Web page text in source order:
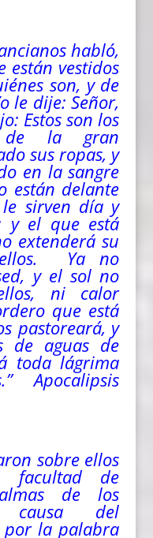
habló,
están vestidos
son, y de
le dije: Señor,
Estos son los
la gran
sus ropas, y
en la sangre
están delante
sirven día y
y el que está
extenderá su
ellos. Ya no
y el sol no
ni calor
que está
pastoreará, y
de aguas de
toda lágrima
Apocalipsis
sobre ellos
facultad de
de los
causa del
por la palabra